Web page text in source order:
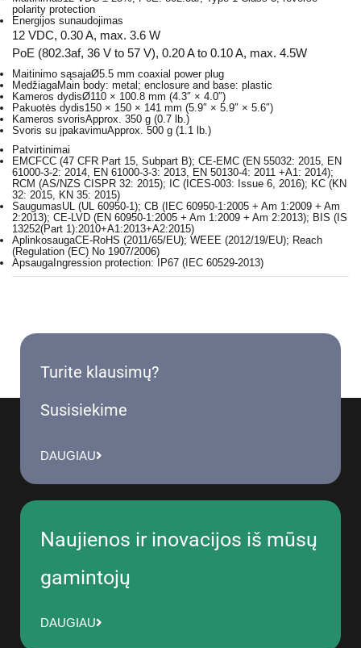
polarity protection
Energijos sunaudojimas
12 VDC, 0.30 A, max. 3.6 W
PoE (802.3af, 36 V to 57 V), 0.20 A to 0.10 A, max. 4.5W
Maitinimo sąsajaØ5.5 mm coaxial power plug
MedžiagaMain body: metal; enclosure and base: plastic
Kameros dydisØ110 × 100.8 mm (4.3″ × 4.0″)
Pakuotės dydis150 × 150 × 141 mm (5.9″ × 5.9″ × 5.6″)
Kameros svorisApprox. 350 g (0.7 lb.)
Svoris su įpakavimuApprox. 500 g (1.1 lb.)
Patvirtinimai
EMCFCC (47 CFR Part 15, Subpart B); CE-EMC (EN 55032: 2015, EN
61000-3-2: 2014, EN 61000-3-3: 2013, EN 50130-4: 2011 +A1: 2014);
RCM (AS/NZS CISPR 32: 2015); IC (ICES-003: Issue 6, 2016); KC (KN
32: 2015, KN 35: 2015)
SaugumasUL (UL 60950-1); CB (IEC 60950-1:2005 + Am 1:2009 + Am
2:2013); CE-LVD (EN 60950-1:2005 + Am 1:2009 + Am 2:2013); BIS (IS
13252(Part 1):2010+A1:2013+A2:2015)
AplinkosaugaCE-RoHS (2011/65/EU); WEEE (2012/19/EU); Reach
(Regulation (EC) No 1907/2006)
ApsaugaIngression protection: IP67 (IEC 60529-2013)
Turite klausimų?
Susisiekime
DAUGIAU
Naujienos ir inovacijos iš mūsų
gamintojų
DAUGIAU